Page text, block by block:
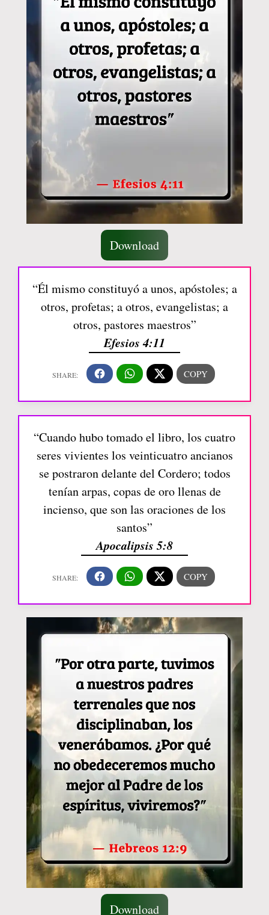
Download
“Él mismo constituyó a unos, apóstoles; a
otros, profetas; a otros, evangelistas; a
otros, pastores maestros”
Efesios 4:11
“Cuando hubo tomado el libro, los cuatro
seres vivientes los veinticuatro ancianos
se postraron delante del Cordero; todos
tenían arpas, copas de oro llenas de
incienso, que son las oraciones de los
santos”
Apocalipsis 5:8
Download